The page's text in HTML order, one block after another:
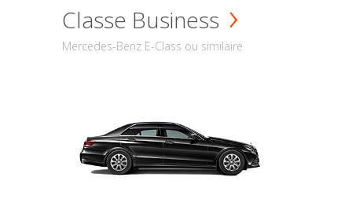
Classe Business
Mercedes-Benz E-Class ou similaire